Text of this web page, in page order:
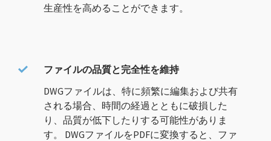
生産性を高めることができます。
ファイルの品質と完全性を維持
DWGファイルは、特に頻繁に編集および共有
される場合、時間の経過とともに破損した
り、品質が低下したりする可能性がありま
す。 DWGファイルをPDFに変換すると、ファ